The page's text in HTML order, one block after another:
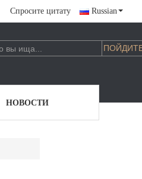
Спросите цитату Russian
НОВОСТИ